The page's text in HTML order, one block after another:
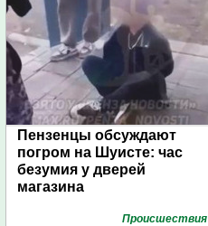
Пензенцы обсуждают
погром на Шуисте: час
безумия у дверей
магазина
Проиcшествия